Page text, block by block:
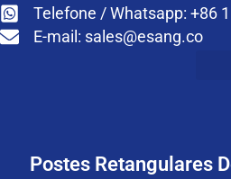
Telefone / Whatsapp: +86
E-mail: sales@esang.co
Postes Retangulares